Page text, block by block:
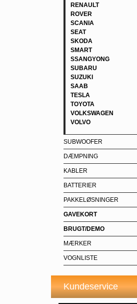
RENAULT
ROVER
SCANIA
SEAT
SKODA
SMART
SSANGYONG
SUBARU
SUZUKI
SAAB
TESLA
TOYOTA
VOLKSWAGEN
VOLVO
SUBWOOFER
DÆMPNING
KABLER
BATTERIER
PAKKELØSNINGER
GAVEKORT
BRUGT/DEMO
MÆRKER
VOGNLISTE
Kundeservice